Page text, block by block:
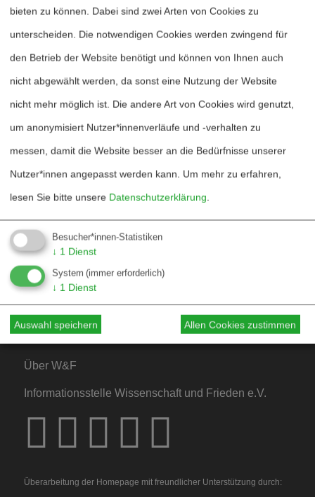
Heftarchiv
Bestellen
Fördern
Jubiläum 40 Jahre
Kontakt
Mediadaten
Hinweise für Autor*innen
Hinweise für Dossiers
Über W&F
Informationsstelle Wissenschaft und Frieden e.V.
Überarbeitung der Homepage mit freundlicher Unterstützung durch:
bieten zu können. Dabei sind zwei Arten von Cookies zu
unterscheiden. Die notwendigen Cookies werden zwingend für
den Betrieb der Website benötigt und können von Ihnen auch
nicht abgewählt werden, da sonst eine Nutzung der Website
nicht mehr möglich ist. Die andere Art von Cookies wird genutzt,
um anonymisiert Nutzer*innenverläufe und -verhalten zu
messen, damit die Website besser an die Bedürfnisse unserer
Nutzer*innen angepasst werden kann. Um mehr zu erfahren,
lesen Sie bitte unsere Datenschutzerklärung.
Besucher*innen-Statistiken
↓ 1 Dienst
System (immer erforderlich)
↓ 1 Dienst
Auswahl speichern Allen Cookies zustimmen